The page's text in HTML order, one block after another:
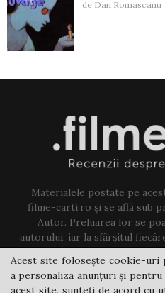
de Dan Romascanu
Materialele postate pe
filme-carti.ro și se află sub
Autor. Preluarea lor se
autorului, iar la sfârșitul
existe un link
Contact us:
Acest site folosește cookie-
a personaliza anunțuri și
acest site, sunteți de acord cu